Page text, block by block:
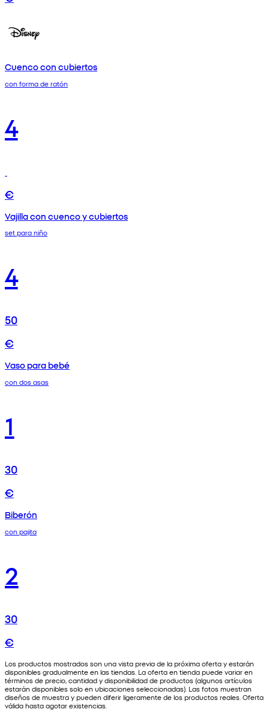
Cuenco con cubiertos
con forma de ratón
4
€
Vajilla con cuenco y cubiertos
set para niño
4
50
€
Vaso para bebé
con dos asas
1
30
€
Biberón
con pajita
2
30
€
Los productos mostrados son una vista previa de la próxima oferta y estarán
disponibles gradualmente en las tiendas. La oferta en tienda puede variar en
términos de precio, cantidad y disponibilidad de productos (algunos artículos
estarán disponibles solo en ubicaciones seleccionadas). Las fotos muestran
diseños de muestra y pueden diferir ligeramente de los productos reales. Oferta
válida hasta agotar existencias.